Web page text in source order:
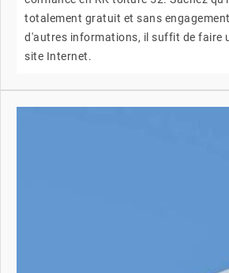
totalement gratuit et sans
d'autres informations, il suffit de faire
site Internet.